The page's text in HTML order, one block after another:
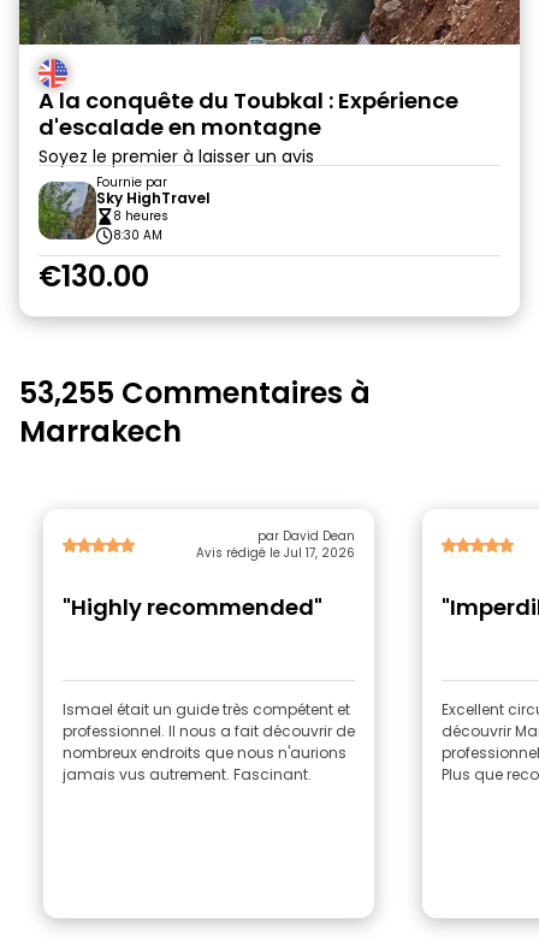
A la conquête du Toubkal : Expérience
d'escalade en montagne
Soyez le premier à laisser un avis
Fournie par
Sky HighTravel
8 heures
8:30 AM
€130.00
53,255 Commentaires à
Marrakech
par David Dean
Avis rédigé le Jul 17, 2026
"Highly recommended"
Ismael était un guide très compétent et
professionnel. Il nous a fait découvrir de
nombreux endroits que nous n'aurions
jamais vus autrement. Fascinant.
Excellent circuit Les points
découvrir Marrakech
Plus que